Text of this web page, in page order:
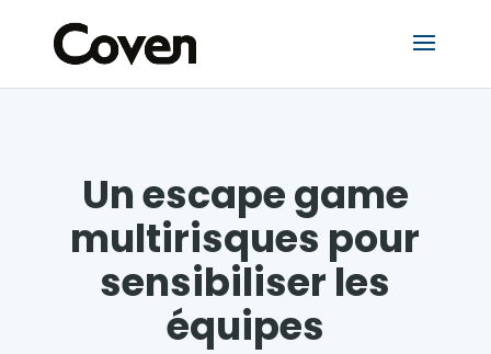
Un escape game
multirisques pour
sensibiliser les
équipes